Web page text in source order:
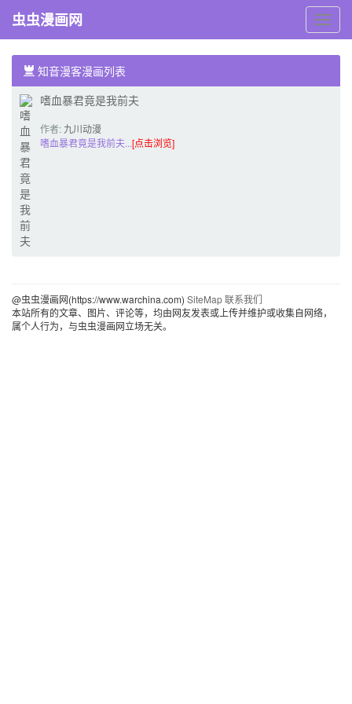
虫
虫
漫
网
虫虫漫画网
知音漫客漫画列表
嗜血暴君竟是我前夫
作者: 九川动漫
嗜血暴君竟是我前夫...[点击浏览]
@虫虫漫画网(https://www.warchina.com) SiteMap联系我们
本站所有的文章、图片、评论等，均由网友发表或上传并维护或收集自网络，
属个人行为，与虫虫漫画网立场无关。